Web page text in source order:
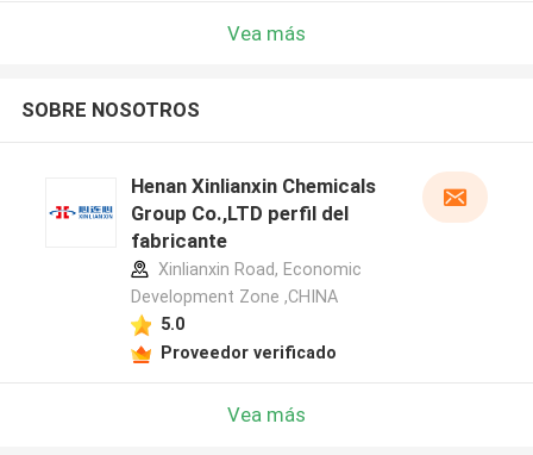
Vea más
SOBRE NOSOTROS
Henan Xinlianxin Chemicals
Group Co.,LTD perfil del
fabricante
Xinlianxin Road, Economic
Development Zone ,CHINA
5.0
Proveedor verificado
Vea más